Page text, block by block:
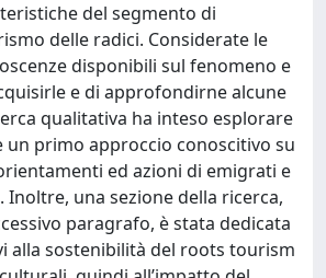
del segmento di
delle radici. Considerate le
disponibili sul fenomeno e
e di approfondirne alcune
qualitativa ha inteso esplorare
un primo approccio conoscitivo su
ed azioni di emigrati e
Inoltre, una sezione della ricerca,
paragrafo, è stata dedicata
alla sostenibilità del roots tourism